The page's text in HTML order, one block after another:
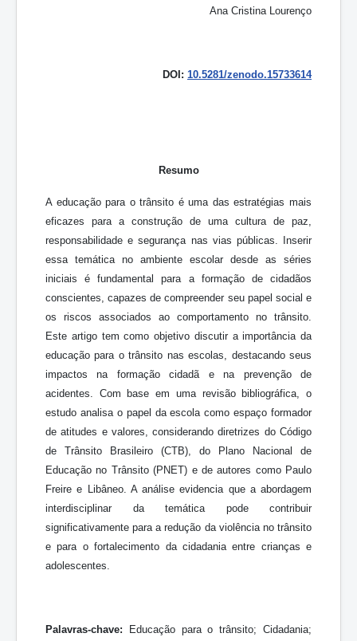
Ana Cristina Lourenço
DOI: 10.5281/zenodo.15733614
Resumo
A educação para o trânsito é uma das estratégias mais
eficazes para a construção de uma cultura de paz,
responsabilidade e segurança nas vias públicas. Inserir
essa temática no ambiente escolar desde as séries
iniciais é fundamental para a formação de cidadãos
conscientes, capazes de compreender seu papel social e
os riscos associados ao comportamento no trânsito.
Este artigo tem como objetivo discutir a importância da
educação para o trânsito nas escolas, destacando seus
impactos na formação cidadã e na prevenção de
acidentes. Com base em uma revisão bibliográfica, o
estudo analisa o papel da escola como espaço formador
de atitudes e valores, considerando diretrizes do Código
de Trânsito Brasileiro (CTB), do Plano Nacional de
Educação no Trânsito (PNET) e de autores como Paulo
Freire e Libâneo. A análise evidencia que a abordagem
interdisciplinar da temática pode contribuir
significativamente para a redução da violência no trânsito
e para o fortalecimento da cidadania entre crianças e
adolescentes.
Palavras-chave: Educação para o trânsito; Cidadania;